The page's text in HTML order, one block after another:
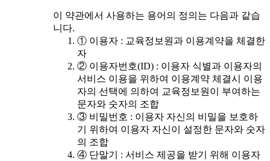
이 약관에서 사용하는 용어의 정의는 다음과 같습
니다.
① 이용자 : 교육정보원과 이용계약을 체결한
자
② 이용자번호(ID) : 이용자 식별과 이용자의
서비스 이용을 위하여 이용계약 체결시 이용
자의 선택에 의하여 교육정보원이 부여하는
문자와 숫자의 조합
③ 비밀번호 : 이용자 자신의 비밀을 보호하
기 위하여 이용자 자신이 설정한 문자와 숫자
의 조합
④ 단말기 : 서비스 제공을 받기 위해 이용자